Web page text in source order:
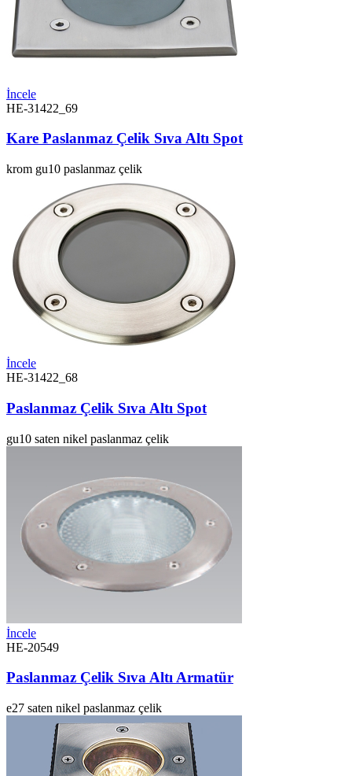
İncele
HE-31422_69
Kare Paslanmaz Çelik Sıva Altı Spot
krom gu10 paslanmaz çelik
İncele
HE-31422_68
Paslanmaz Çelik Sıva Altı Spot
gu10 saten nikel paslanmaz çelik
İncele
HE-20549
Paslanmaz Çelik Sıva Altı Armatür
e27 saten nikel paslanmaz çelik